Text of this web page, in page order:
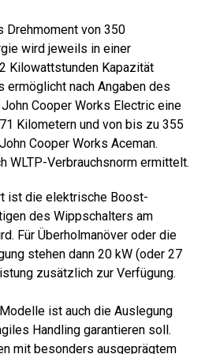
Drehmoment von 350
wird jeweils in einer
Kilowattstunden Kapazität
ermöglicht nach Angaben des
Cooper Works Electric eine
Kilometern und von bis zu 355
Cooper Works Aceman.
WLTP-Verbrauchsnorm ermittelt.
ist die elektrische Boost-
des Wippschalters am
Für Überholmanöver oder die
stehen dann 20 kW (oder 27
zusätzlich zur Verfügung.
ist auch die Auslegung
Handling garantieren soll.
mit besonders ausgeprägtem